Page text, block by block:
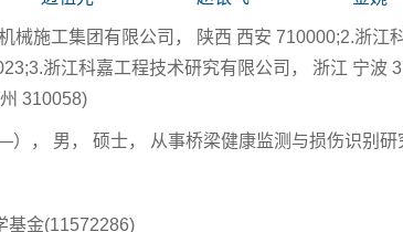
械施工集团有限公司， 陕西 西安 710000;2.浙江
浙江科嘉工程技术研究有限公司， 浙江 宁波
310058)
）， 男， 硕士， 从事桥梁健康监测与损伤识别研
基金(11572286)